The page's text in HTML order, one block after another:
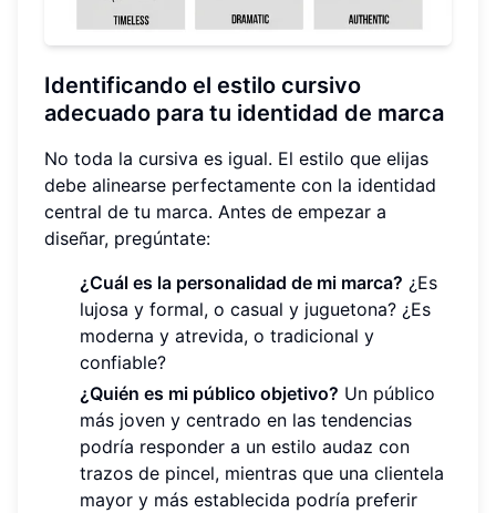
Identificando el estilo cursivo
adecuado para tu identidad de marca
No toda la cursiva es igual. El estilo que elijas
debe alinearse perfectamente con la identidad
central de tu marca. Antes de empezar a
diseñar, pregúntate:
¿Cuál es la personalidad de mi marca? ¿Es
lujosa y formal, o casual y juguetona? ¿Es
moderna y atrevida, o tradicional y
confiable?
¿Quién es mi público objetivo? Un público
más joven y centrado en las tendencias
podría responder a un estilo audaz con
trazos de pincel, mientras que una clientela
mayor y más establecida podría preferir